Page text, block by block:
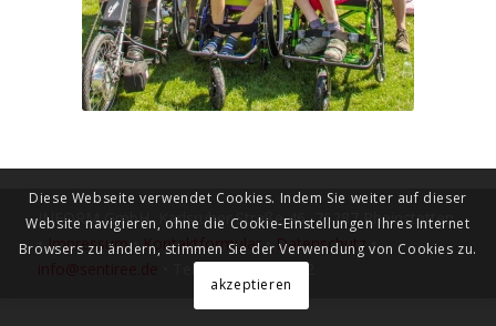
INFORM GmbH, Karlsruher Straße 46, 76287 Rheinstetten
• Impressum • Kontaktformular • Datenschutz •
Tel. 0721 / 1518612
Diese Webseite verwendet Cookies. Indem Sie weiter auf dieser
Website navigieren, ohne die Cookie-Einstellungen Ihres Internet
Browsers zu ändern, stimmen Sie der Verwendung von Cookies zu.
akzeptieren